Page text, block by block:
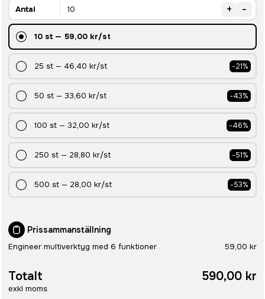
Antal + -
10 st— 59,00 kr/st
25 st — 46,40 kr/st -21%
50 st — 33,60 kr/st -43%
100 st — 32,00 kr/st -46%
250 st — 28,80 kr/st -51%
500 st — 28,00 kr/st -53%
Prissammanställning
Engineer multiverktyg med 6 funktioner 59,00 kr
Totalt
exkl moms
590,00 kr